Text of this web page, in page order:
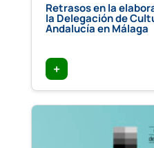
Retrasos en la
la Delegación de
Andalucía en Málaga
+